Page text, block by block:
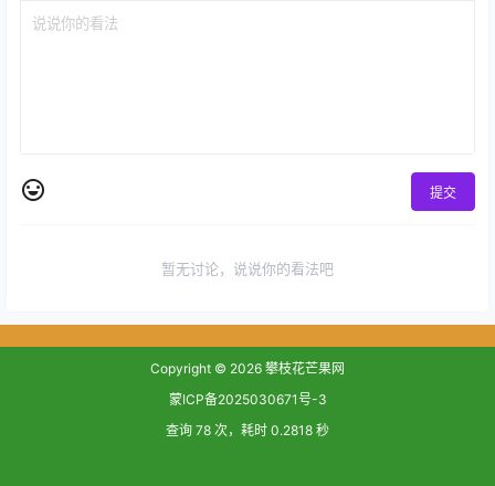
提交
暂无讨论，说说你的看法吧
Copyright © 2026 攀枝花芒果网
蒙ICP备2025030671号-3
查询 78 次，耗时 0.2818 秒